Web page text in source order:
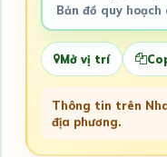
Bản đồ quy
Mở vị trí
Thông tin trên
địa phương.